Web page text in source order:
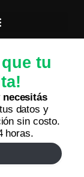
tu
necesitás
datos y
sin costo.
horas.